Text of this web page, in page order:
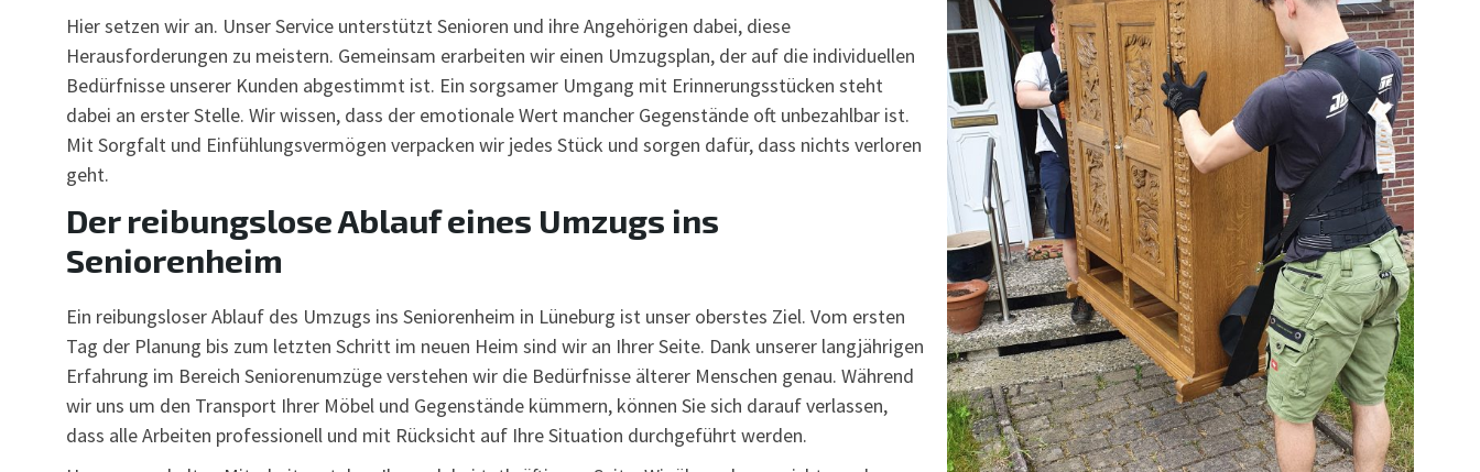
Hier setzen wir an. Unser Service unterstützt Senioren und ihre Angehörigen dabei, diese
Herausforderungen zu meistern. Gemeinsam erarbeiten wir einen Umzugsplan, der auf die individuellen
Bedürfnisse unserer Kunden abgestimmt ist. Ein sorgsamer Umgang mit Erinnerungsstücken steht
dabei an erster Stelle. Wir wissen, dass der emotionale Wert mancher Gegenstände oft unbezahlbar ist.
Mit Sorgfalt und Einfühlungsvermögen verpacken wir jedes Stück und sorgen dafür, dass nichts verloren
geht.
Der reibungslose Ablauf eines Umzugs ins
Seniorenheim
Ein reibungsloser Ablauf des Umzugs ins Seniorenheim in Lüneburg ist unser oberstes Ziel. Vom ersten
Tag der Planung bis zum letzten Schritt im neuen Heim sind wir an Ihrer Seite. Dank unserer langjährigen
Erfahrung im Bereich Seniorenumzüge verstehen wir die Bedürfnisse älterer Menschen genau. Während
wir uns um den Transport Ihrer Möbel und Gegenstände kümmern, können Sie sich darauf verlassen,
dass alle Arbeiten professionell und mit Rücksicht auf Ihre Situation durchgeführt werden.